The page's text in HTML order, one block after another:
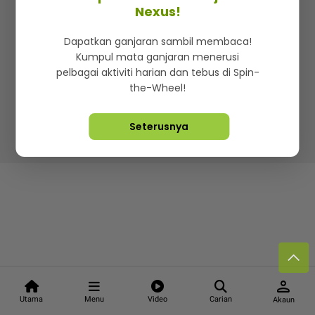
Utama Menu Video Carian
person
Akaun
Iklan di SMG360
Terma & Syarat Dasar Privasi
Lebih hot, viral dan sensasi
Hakcipta Terpelihara ©2026. Star Media Group Berhad
Nexus!
Dapatkan ganjaran sambil membaca!
Kumpul mata ganjaran menerusi
pelbagai aktiviti harian dan tebus di Spin-
the-Wheel!
Seterusnya